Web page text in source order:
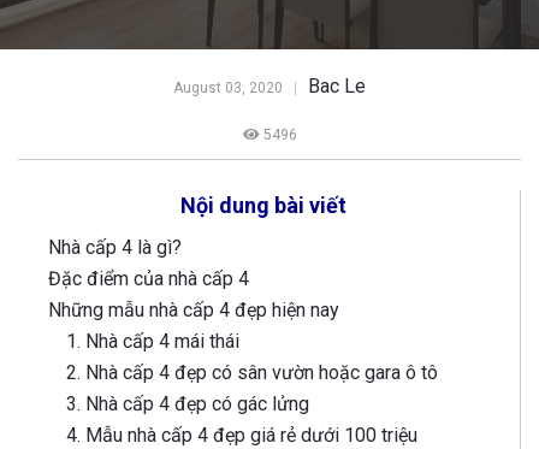
August 03, 2020 Bac Le
5496
Nội dung bài viết
Nhà cấp 4 là gì?
Đặc điểm của nhà cấp 4
Những mẫu nhà cấp 4 đẹp hiện nay
1. Nhà cấp 4 mái thái
2. Nhà cấp 4 đẹp có sân vườn hoặc gara ô tô
3. Nhà cấp 4 đẹp có gác lửng
4. Mẫu nhà cấp 4 đẹp giá rẻ dưới 100 triệu